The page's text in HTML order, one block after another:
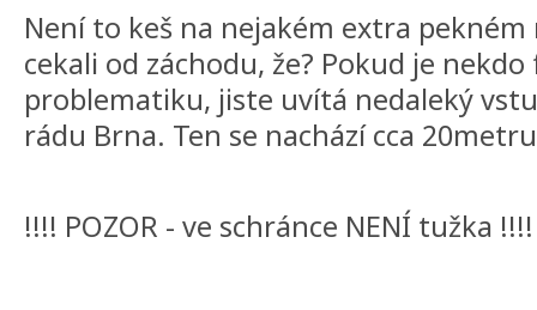
Není to keš na nejakém extra pekném
cekali od záchodu, že? Pokud je
problematiku, jiste uvítá nedaleký
rádu Brna. Ten se nachází cca
!!!! POZOR - ve schránce NENÍ tužka !!!!